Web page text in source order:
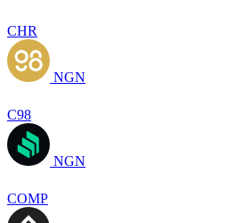
CHR
NGN
C98
NGN
COMP